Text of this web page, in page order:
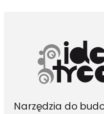
Narzędzia do